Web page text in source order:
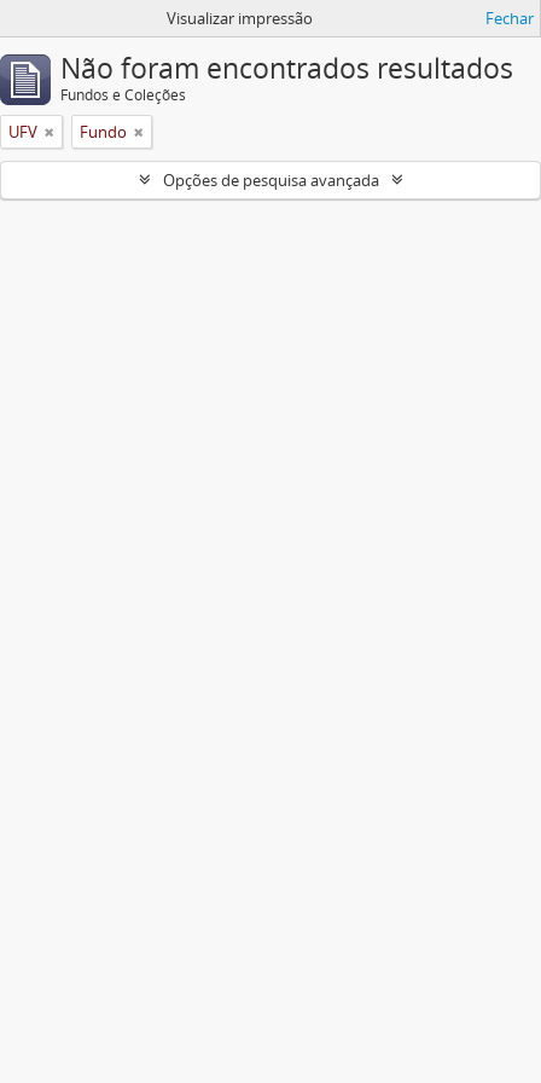
Visualizar impressão Fechar
Não foram encontrados resultados
Fundos e Coleções
UFV Fundo
Opções de pesquisa avançada